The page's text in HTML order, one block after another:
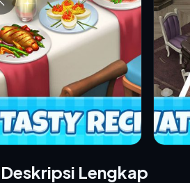
Deskripsi Lengkap